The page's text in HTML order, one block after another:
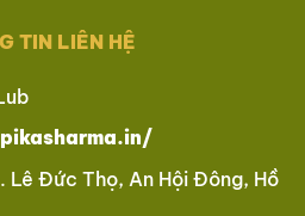
TIN LIÊN HỆ
Đức Thọ, An Hội Đông, Hồ